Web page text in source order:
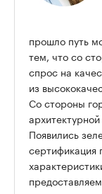
прошло путь
тем, что со
спрос на
из
Со стороны
Появились
сертификация